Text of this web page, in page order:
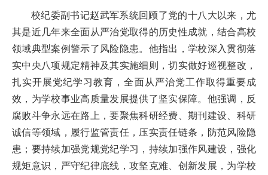
校纪委副书记赵武军系统回顾了党的十八大以来，尤
其是近几年来全面从严治党取得的历史性成就，结合高校
领域典型案例警示了风险隐患。他指出，学校深入贯彻落
实中央八项规定精神及其实施细则，切实做好巡视整改，
扎实开展党纪学习教育，全面从严治党工作取得重要成
效，为学校事业高质量发展提供了坚实保障。他强调，反
腐败斗争永远在路上，要聚焦科研经费、期刊建设、科研
诚信等领域，履行监管责任，压实责任链条，防范风险隐
患；要持续加强党规党纪学习，持续加强作风建设，强化
规矩意识，严守纪律底线，攻坚克难、创新发展，为学校